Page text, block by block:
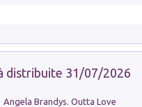
distribuite 31/07/2026
Angela Brandys. Outta Love